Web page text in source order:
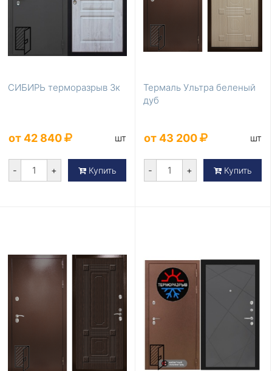
СИБИРЬ терморазрыв 3к
от 42 840 шт
- + Купить
Термаль Ультра беленый
дуб
от 43 200 шт
- + Купить